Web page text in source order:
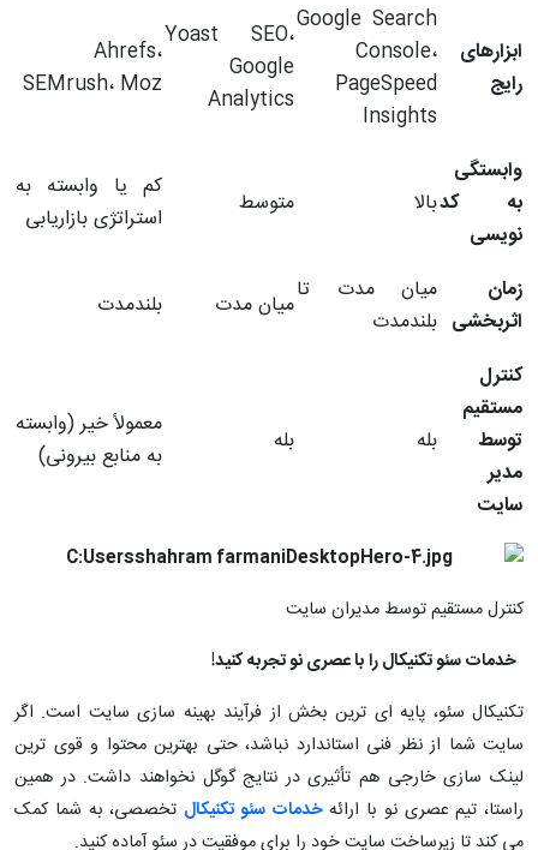
ابزارهای
رایج
Google Search
Console،
PageSpeed
Insights
Yoast SEO،
Google
Analytics
Ahrefs،
SEMrush، Moz
وابستگی
به کد
نویسی
بالا متوسط
کم یا وابسته به
استراتژی بازاریابی
زمان
اثربخشی
میان مدت تا
بلندمدت
میان مدت بلندمدت
کنترل
مستقیم
توسط
مدیر
سایت
بله بله
معمولاً خیر (وابسته
به منابع بیرونی)
کنترل مستقیم توسط مدیران سایت
خدمات سئو تکنیکال را با عصری نو تجربه کنید!
تکنیکال سئو، پایه ای ترین بخش از فرآیند بهینه سازی سایت است. اگر
سایت شما از نظر فنی استاندارد نباشد، حتی بهترین محتوا و قوی ترین
لینک سازی خارجی هم تأثیری در نتایج گوگل نخواهند داشت. در همین
راستا، تیم عصری نو با ارائهخدمات سئو تکنیکال تخصصی، به شما کمک
می کند تا زیرساخت سایت خود را برای موفقیت در سئو آماده کنید.